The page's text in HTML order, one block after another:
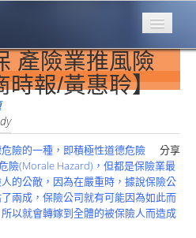
產險業推風險
時報/黃惠聆】
分享
險的一種，即積極性道德危險
險(Morale Hazard)，但都是保險業最
的公敵，因為在嚴重時，據說保險公
兩成，保險公司就有可能因為如此而
以就會轉嫁到全體的被保險人而造成